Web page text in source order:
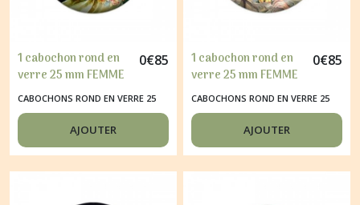
1 cabochon rond en
verre 25 mm FEMME
AU CHAPEAU F
0€85
CABOCHONS ROND EN VERRE 25
MM
AJOUTER
1 cabochon rond en
verre 25 mm FEMME
AU CHAPEAU G
0€85
CABOCHONS ROND EN VERRE 25
MM
AJOUTER